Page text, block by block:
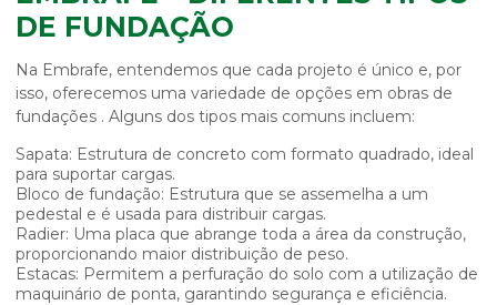
DE FUNDAÇÃO
Na Embrafe, entendemos que cada projeto é único e, por
isso, oferecemos uma variedade de opções em obras de
fundações . Alguns dos tipos mais comuns incluem:
Sapata: Estrutura de concreto com formato quadrado, ideal
para suportar cargas.
Bloco de fundação: Estrutura que se assemelha a um
pedestal e é usada para distribuir cargas.
Radier: Uma placa que abrange toda a área da construção,
proporcionando maior distribuição de peso.
Estacas: Permitem a perfuração do solo com a utilização de
maquinário de ponta, garantindo segurança e eficiência.